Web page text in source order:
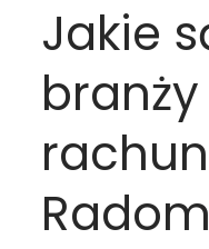
Jakie
branży